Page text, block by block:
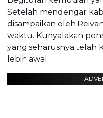
Setelah mendengar
disampaikan oleh
waktu. Kunyalakan
yang seharusnya telah
lebih awal.